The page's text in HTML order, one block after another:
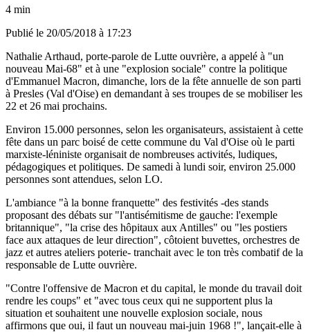
4 min
Publié le 20/05/2018 à 17:23
Nathalie Arthaud, porte-parole de Lutte ouvrière, a appelé à "un
nouveau Mai-68" et à une "explosion sociale" contre la politique
d'Emmanuel Macron, dimanche, lors de la fête annuelle de son parti
à Presles (Val d'Oise) en demandant à ses troupes de se mobiliser les
22 et 26 mai prochains.
Environ 15.000 personnes, selon les organisateurs, assistaient à cette
fête dans un parc boisé de cette commune du Val d'Oise où le parti
marxiste-léniniste organisait de nombreuses activités, ludiques,
pédagogiques et politiques. De samedi à lundi soir, environ 25.000
personnes sont attendues, selon LO.
L'ambiance "à la bonne franquette" des festivités -des stands
proposant des débats sur "l'antisémitisme de gauche: l'exemple
britannique", "la crise des hôpitaux aux Antilles" ou "les postiers
face aux attaques de leur direction", côtoient buvettes, orchestres de
jazz et autres ateliers poterie- tranchait avec le ton très combatif de la
responsable de Lutte ouvrière.
"Contre l'offensive de Macron et du capital, le monde du travail doit
rendre les coups" et "avec tous ceux qui ne supportent plus la
situation et souhaitent une nouvelle explosion sociale, nous
affirmons que oui, il faut un nouveau mai-juin 1968 !", lançait-elle à